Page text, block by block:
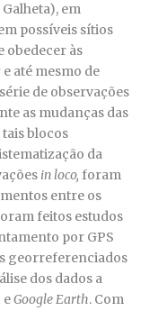
em
possíveis sítios
obedecer às
e até mesmo de
de observações
as mudanças das
blocos
da
in loco, foram
entre os
feitos estudos
por GPS
georreferenciados
dos dados a
eGoogle Earth. Com